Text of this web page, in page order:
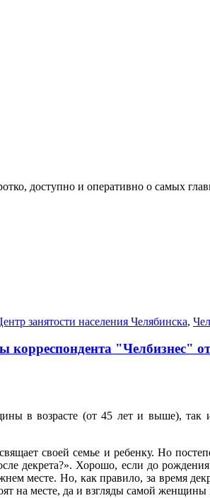
доступно и оперативно о самых
занятости населения Челябинска,
"Челбизнес"
в возрасте (от 45 лет и выше), так
своей семье и ребенку. Но
декрета?». Хорошо, если до
месте. Но, как правило, за время
на месте, да и взгляды самой